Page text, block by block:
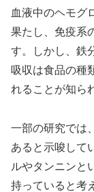
血液中のヘモグ
果たし、免疫系
す。しかし、鉄
吸収は食品の種
れることが知ら
一部の研究では
あると示唆して
ルやタンニンと
持っていると考